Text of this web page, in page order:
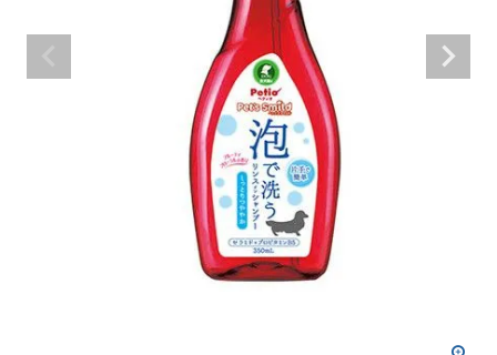
ACCOUNT MENU
person 新規会員登録